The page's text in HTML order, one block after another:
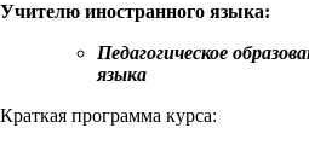
Учителю иностранного языка:
Педагогическое
языка
Краткая программа курса: